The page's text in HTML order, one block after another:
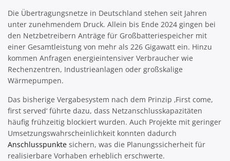
Die Übertragungsnetze in Deutschland stehen seit Jahren
unter zunehmendem Druck. Allein bis Ende 2024 gingen bei
den Netzbetreibern Anträge für Großbatteriespeicher mit
einer Gesamtleistung von mehr als 226 Gigawatt ein. Hinzu
kommen Anfragen energieintensiver Verbraucher wie
Rechenzentren, Industrieanlagen oder großskalige
Wärmepumpen.
Das bisherige Vergabesystem nach dem Prinzip ‚First come,
first served‘ führte dazu, dass Netzanschlusskapazitäten
häufig frühzeitig blockiert wurden. Auch Projekte mit geringer
Umsetzungswahrscheinlichkeit konnten dadurch
Anschlusspunkte sichern, was die Planungssicherheit für
realisierbare Vorhaben erheblich erschwerte.